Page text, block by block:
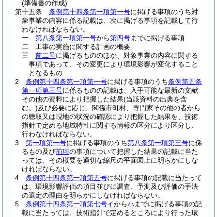
(準備書の作成)
第十五条
条例第十四条第一項第一号に掲げる事項のうち対
象事業の内容に係る記載は、次に掲げる事項を記載して行
わなければならない。
一
第八条第一項第一号から第四号までに掲げる事項
二
工事の実施に関する計画の概要
三
前二号に掲げるもののほか、対象事業の内容に関する
事項であって、その変更により環境影響が変化すること
となるもの
2
条例第十四条第一項第一号に掲げる事項のうち条例第五条
第一項第三号に係るものの記載は、入手可能な最新の文献
その他の資料により把握した結果(当該資料の出典を含
む。)及び必要に応じ、関係市町村、専門家その他の者から
の聴取又は現地の状況の確認により把握した結果を、技術
指針で定める地域特性に関する情報の区分により区分し、
行わなければならない。
3
第一項第一号に掲げる事項のうち第八条第一項第三号に係
るもの及び前項の事項について把握した結果の記載に当た
っては、その概要を適切な縮尺の平面図上に明らかにしな
ければならない。
4
条例第十四条第一項第五号に掲げる事項の記載に当たって
は、環境影響評価の項目並びに調査、予測及び評価の手法
の選定の理由を明らかにしなければならない。
5
条例第十四条第一項第七号イからハ までに掲げる事項の記
載に当たっては、技術指針で定めるところにより行った環